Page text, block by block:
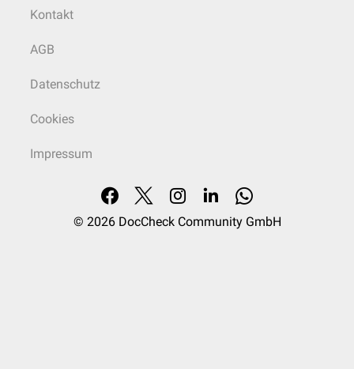
Kontakt
AGB
Datenschutz
Cookies
Impressum
© 2026 DocCheck Community GmbH